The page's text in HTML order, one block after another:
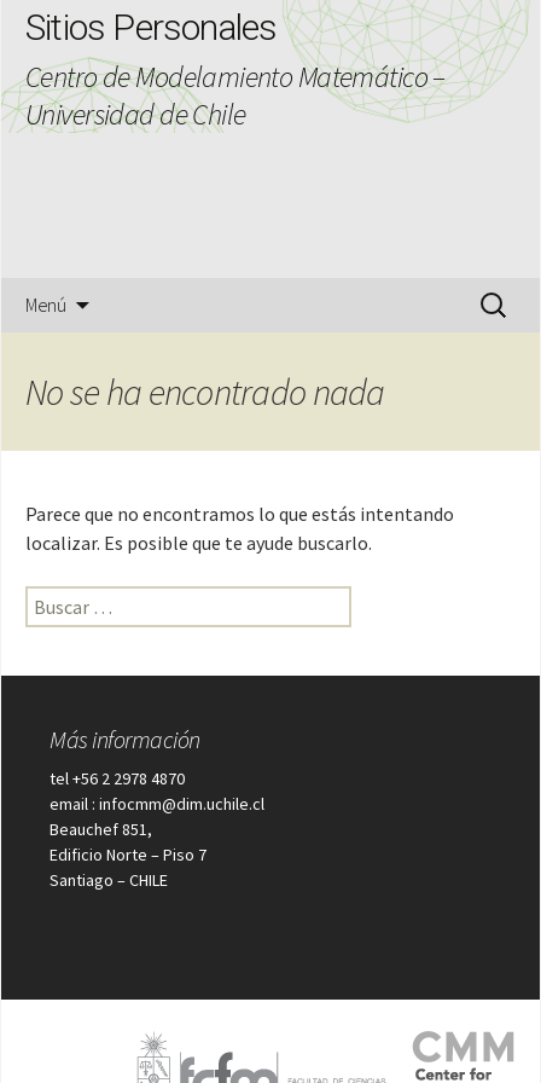
Sitios Personales
Centro de Modelamiento Matemático –
Universidad de Chile
Menú Buscar:
No se ha encontrado nada
Parece que no encontramos lo que estás intentando
localizar. Es posible que te ayude buscarlo.
Buscar:
Más información
tel +56 2 2978 4870
email : infocmm@dim.uchile.cl
Beauchef 851,
Edificio Norte – Piso 7
Santiago – CHILE